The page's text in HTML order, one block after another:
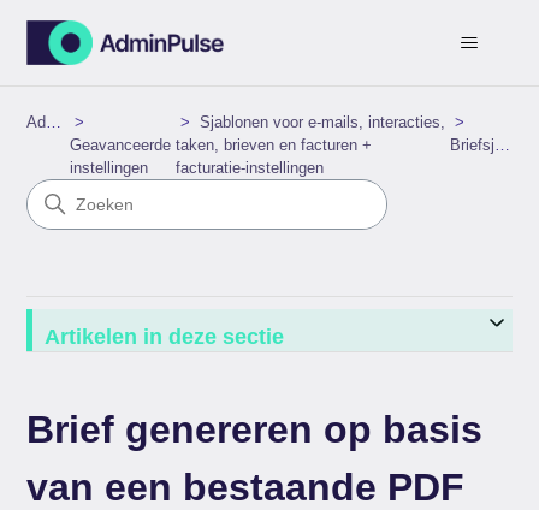
AdminPulse
Geavanceerde
instellingen
Sjablonen voor e‑mails, interacties,
taken, brieven en facturen +
facturatie‑instellingen
Briefsjablonen
Artikelen in deze sectie
Brief genereren op basis
van een bestaande PDF